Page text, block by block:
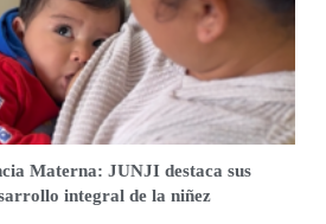
Materna: JUNJI destaca sus
integral de la niñez